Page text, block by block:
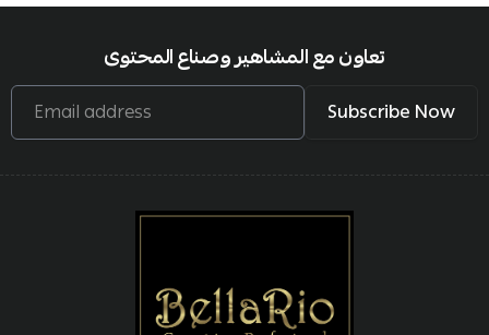
تعاون مع المشاهير وصناع المحتوى
Email address Subscribe Now